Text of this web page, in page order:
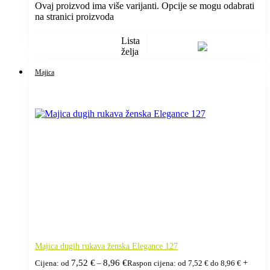
Ovaj proizvod ima više varijanti. Opcije se mogu odabrati
na stranici proizvoda
Lista
želja
Majica
Majica dugih rukava ženska Elegance 127
Cijena: od 7,52 € – 8,96 €Raspon cijena: od 7,52 € do 8,96 € +